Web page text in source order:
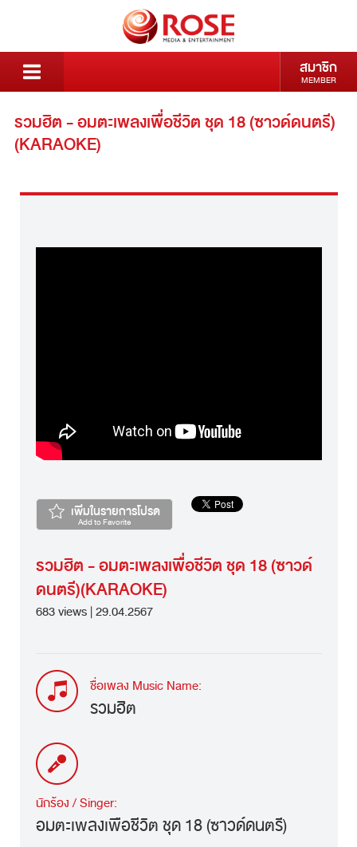
สมาชิก
MEMBER
รวมฮิต - อมตะเพลงเพื่อชีวิต ชุด 18 (ซาวด์ดนตรี)
(KARAOKE)
เพิ่มในรายการโปรด
Add to Favorite
รวมฮิต - อมตะเพลงเพื่อชีวิต ชุด 18 (ซาวด์
ดนตรี)(KARAOKE)
683 views | 29.04.2567
ชื่อเพลง Music Name:
รวมฮิต
นักร้อง / Singer:
อมตะเพลงเพื่อชีวิต ชุด 18 (ซาวด์ดนตรี)